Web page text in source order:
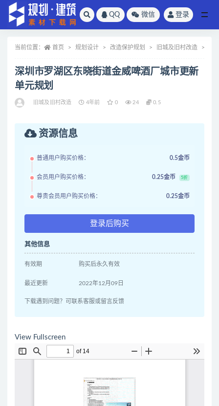
QQ 微信 登录
当前位置： 首页 规划设计 改造保护规划 旧城及旧村改造
深圳市罗湖区东晓街道金威啤酒厂城市更新
单元规划
旧城及旧村改造 4年前 0 24 0.5
资源信息
普通用户购买价格： 0.5金币
会员用户购买价格： 0.25金币 5折
尊贵会员用户购买价格： 0.25金币
登录后购买
其他信息
有效期 购买后永久有效
最近更新 2022年12月09日
下载遇到问题？可联系客服或留言反馈
View Fullscreen
全部